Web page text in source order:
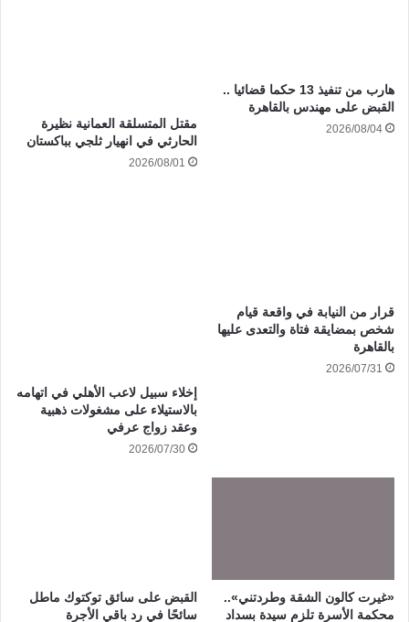
هارب من تنفيذ 13 حكما قضائيا ..
القبض على مهندس بالقاهرة
2026/08/04
مقتل المتسلقة العمانية نظيرة
الحارثي في انهيار ثلجي بباكستان
2026/08/01
قرار من النيابة في واقعة قيام
شخص بمضايقة فتاة والتعدى عليها
بالقاهرة
2026/07/31
إخلاء سبيل لاعب الأهلي في اتهامه
بالاستيلاء على مشغولات ذهبية
وعقد زواج عرفي
2026/07/30
«غيرت كالون الشقة وطردتني»..
محكمة الأسرة تلزم سيدة بسداد
القبض على سائق توكتوك ماطل
سائحًا في رد باقي الأجرة